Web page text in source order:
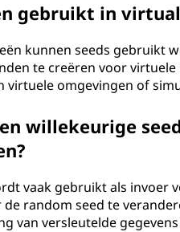
gebruikt in
kunnen seeds gebruikt
te creëren voor virtuele
virtuele omgevingen of
willekeurige
vaak gebruikt als invoer
random seed te
van versleutelde